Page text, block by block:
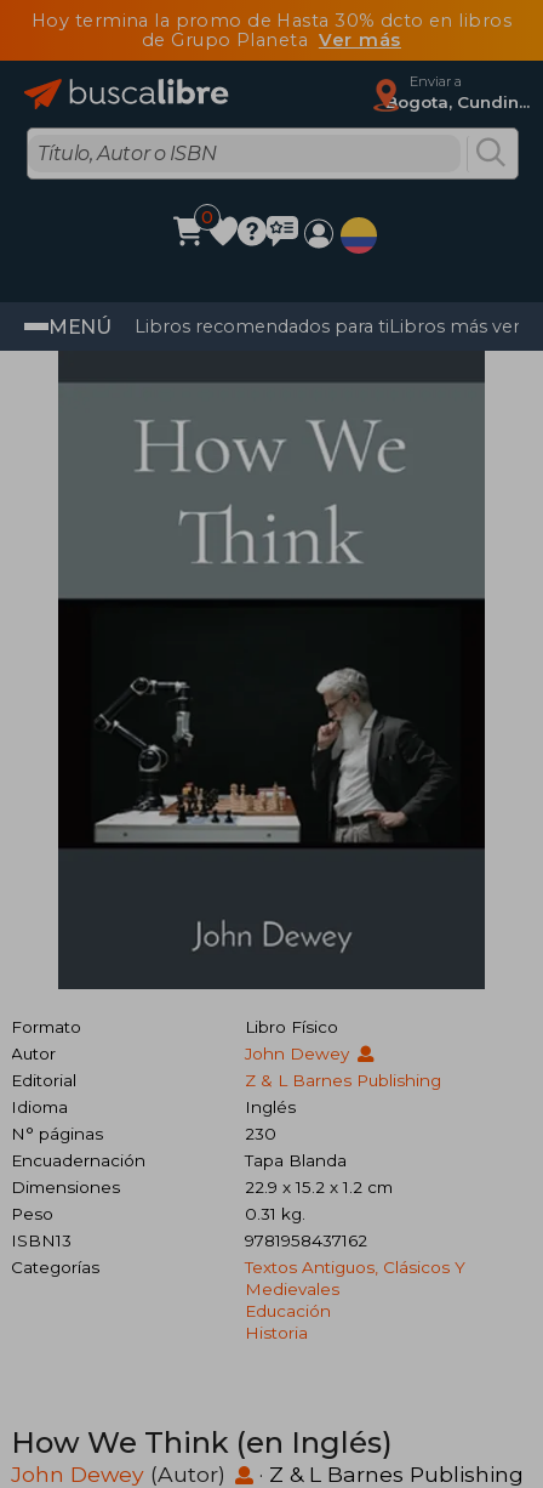
Hoy termina la promo de Hasta 30% dcto en libros
de Grupo Planeta Ver más
Enviar a
Bogota, Cundinamarca
0
MENÚ Libros recomendados para tiLibros más
Formato
Libro Físico
Autor
John Dewey
Editorial
Z & L Barnes Publishing
Idioma
Inglés
N° páginas
230
Encuadernación
Tapa Blanda
Dimensiones
22.9 x 15.2 x 1.2 cm
Peso
0.31 kg.
ISBN13
9781958437162
Categorías
Textos Antiguos, Clásicos Y
Medievales
Educación
Historia
How We Think (en Inglés)
John Dewey (Autor) · Z & L Barnes Publishing